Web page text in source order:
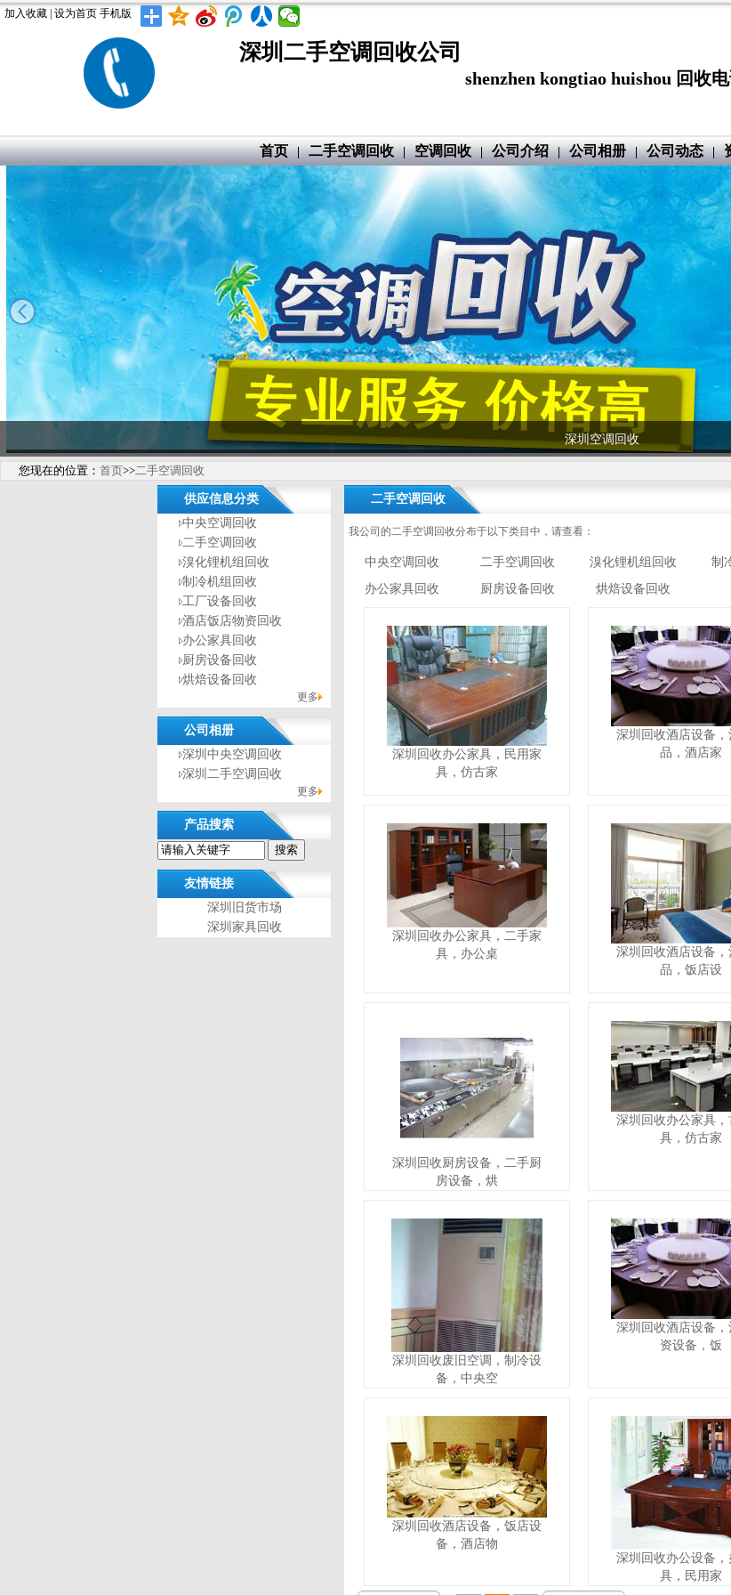
加入收藏 设为首页 手机版
深圳二手空调回收公司
shenzhen kongtiao huishou 回收
首页 | 二手空调回收 | 空调回收 | 公司介绍 | 公司相册 | 公司动态 |
深圳空调回收
您现在的位置： 首页>>二手空调回收
供应信息分类
中央空调回收
二手空调回收
溴化锂机组回收
制冷机组回收
工厂设备回收
酒店饭店物资回收
办公家具回收
厨房设备回收
烘焙设备回收
更多
公司相册
深圳中央空调回收
深圳二手空调回收
更多
产品搜索
友情链接
深圳旧货市场
深圳家具回收
二手空调回收
我公司的二手空调回收分布于以下类目中，请查看：
中央空调回收 二手空调回收 溴化锂机组回收 制
办公家具回收 厨房设备回收 烘焙设备回收
深圳回收办公家具，民用家
具，仿古家
深圳回收酒店设备，
品，酒店家
深圳回收办公家具，二手家
具，办公桌
深圳回收酒店设备，
品，饭店设
深圳回收厨房设备，二手厨
房设备，烘
深圳回收办公家具，
具，仿古家
深圳回收废旧空调，制冷设
备，中央空
深圳回收酒店设备，
资设备，饭
深圳回收酒店设备，饭店设
备，酒店物
深圳回收办公设备，
具，民用家